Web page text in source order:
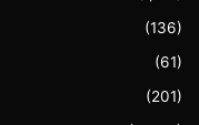
(136)
(61)
(201)